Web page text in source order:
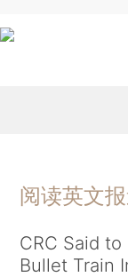
阅读英文
CRC Said
Bullet Train